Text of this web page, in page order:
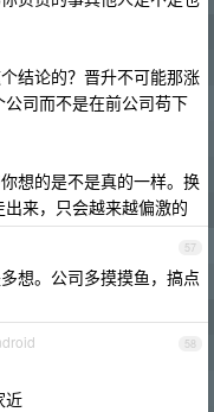
结论的？晋升不可能那涨
司而不是在前公司苟下
想的是不是真的一样。换
来，只会越来越偏激的
57
想。公司多摸摸鱼，搞点
58
近